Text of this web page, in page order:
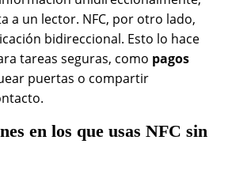
a un lector. NFC, por otro lado,
bidireccional. Esto lo hace
tareas seguras, como pagos
puertas o compartir
en los que usas NFC sin